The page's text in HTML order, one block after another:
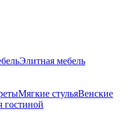
Элитная мебель
Мягкие стульяВенские
гостиной